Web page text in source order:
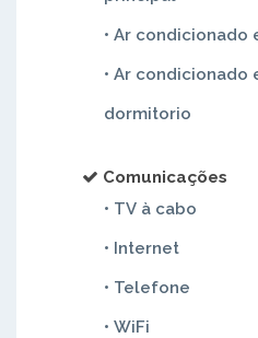
• Ar condicionado
• Ar condicionado
dormitorio
Comunicações
• TV à cabo
• Internet
• Telefone
• WiFi